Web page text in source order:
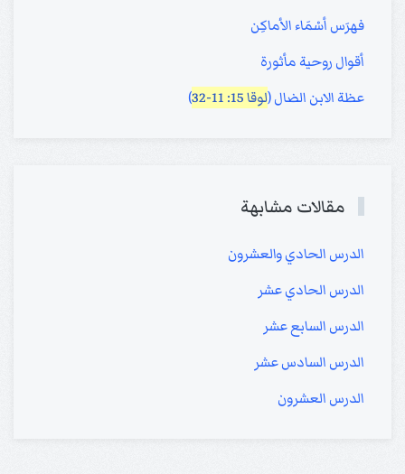
فهرَس أسْمَاء الأماكِن
أقوال روحية مأثورة
عظة الابن الضال (لوقا 15: 11-32 )
مقالات مشابهة
الدرس الحادي والعشرون
الدرس الحادي عشر
الدرس السابع عشر
الدرس السادس عشر
الدرس العشرون